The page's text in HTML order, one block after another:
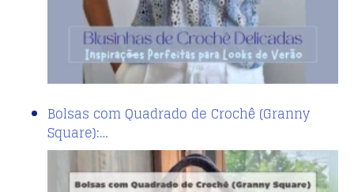
Bolsas com Quadrado de Crochê (Granny
Square):…